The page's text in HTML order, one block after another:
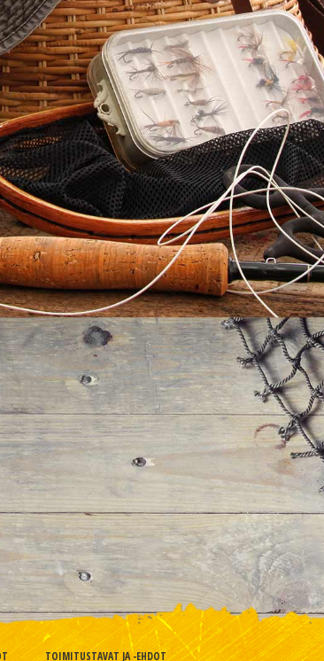
TOIMITUSTAVAT JA -EHDOT